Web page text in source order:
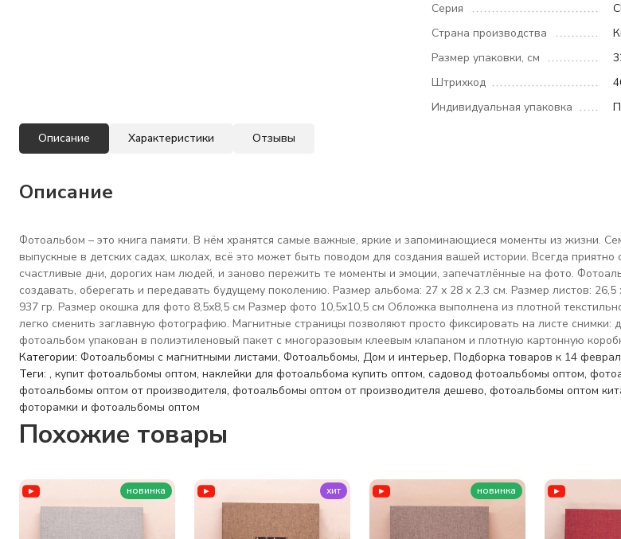
Серия
Страна производства
Размер упаковки, см
Штрихкод
Индивидуальная упаковка
Описание Характеристики Отзывы
Описание
Фотоальбом – это книга памяти. В нём хранятся самые важные, яркие и запоминающиеся моменты из жизни.
выпускные в детских садах, школах, всё это может быть поводом для создания вашей истории. Всегда
счастливые дни, дорогих нам людей, и заново пережить те моменты и эмоции, запечатлённые на фото.
создавать, оберегать и передавать будущему поколению. Размер альбома: 27 х 28 х 2,3 см. Размер листов:
937 гр. Размер окошка для фото 8,5х8,5 см Размер фото 10,5х10,5 см Обложка выполнена из плотной
легко сменить заглавную фотографию. Магнитные страницы позволяют просто фиксировать на листе
фотоальбом упакован в полиэтиленовый пакет с многоразовым клеевым клапаном и плотную картонную
Категории: Фотоальбомы с магнитными листами, Фотоальбомы, Дом и интерьер, Подборка товаров к 14
Теги: , купит фотоальбомы оптом, наклейки для фотоальбома купить оптом, садовод фотоальбомы оптом,
фотоальбомы оптом от производителя, фотоальбомы оптом от производителя дешево, фотоальбомы оптом
фоторамки и фотоальбомы оптом
Похожие товары
новинка хит новинка